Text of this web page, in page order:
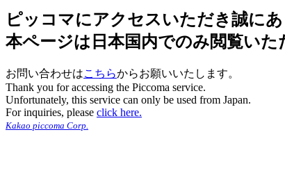
ピッコマにアクセスいただき誠に
本ページは日本国内でのみ閲覧いた
お問い合わせはこちらからお願いいたします。
Thank you for accessing the Piccoma service.
Unfortunately, this service can only be used from Japan.
For inquiries, please click here.
Kakao piccoma Corp.